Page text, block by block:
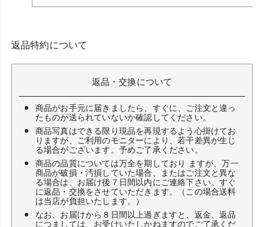
返品特約について
返品・交換について
商品がお手元に届きましたら、すぐに、ご注文と違っ
たものが送られていないか確認してください。
商品写真はできる限り現品を再現するよう心掛けてお
りますが、ご利用のモニターにより、若干差異が生じ
る場合がございます。予めご了承ください。
商品の品質については万全を期しており ますが、万一
商品が破損・汚損していた場合、またはご注文と異な
る場合は、お届け後７日間以内にご連絡下さい。すぐ
に返品・交換をさせていただきます。（この場合送料
は当店が負担いたします。）
なお、お届けから８日間以上過ぎますと、返金、返品
につましては、お受けいたしかねますのでご了承くだ